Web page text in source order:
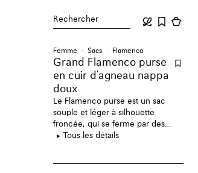
Rechercher
Femme Sacs Flamenco
Grand Flamenco purse
en cuir d'agneau nappa
doux
Le Flamenco purse est un sac
souple et léger à silhouette
froncée, qui se ferme par des
liens de serrage noués iconiques.
Tous les détails